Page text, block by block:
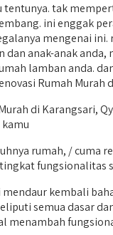
tak
ini enggak
mengenai
anak-anak
lamban anda.
Rumah Murah
Murah di
rumah, / cuma
kembali
semua dasar
menambah